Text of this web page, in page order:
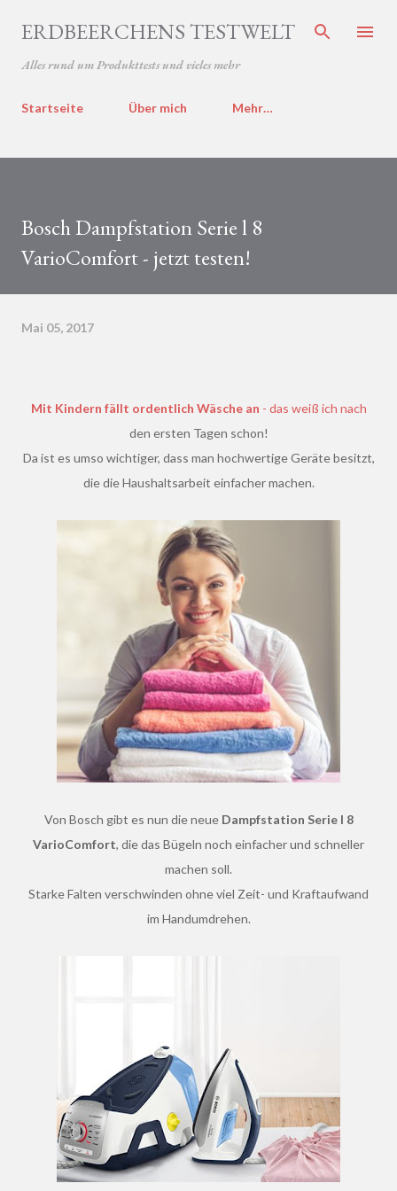
Direkt zum Hauptbereich
ERDBEERCHENS TESTWELT
Alles rund um Produkttests und vieles mehr
Startseite Über mich Mehr…
Bosch Dampfstation Serie l 8
VarioComfort - jetzt testen!
Mai 05, 2017
Mit Kindern fällt ordentlich Wäsche an - das weiß ich nach
den ersten Tagen schon!
Da ist es umso wichtiger, dass man hochwertige Geräte besitzt,
die die Haushaltsarbeit einfacher machen.
Von Bosch gibt es nun die neue Dampfstation Serie l 8
VarioComfort, die das Bügeln noch einfacher und schneller
machen soll.
Starke Falten verschwinden ohne viel Zeit- und Kraftaufwand
im Handumdrehen.